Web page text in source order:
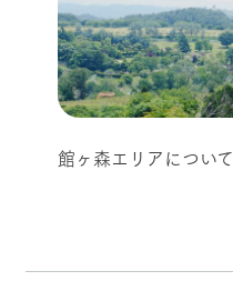
館ヶ森エリアについて